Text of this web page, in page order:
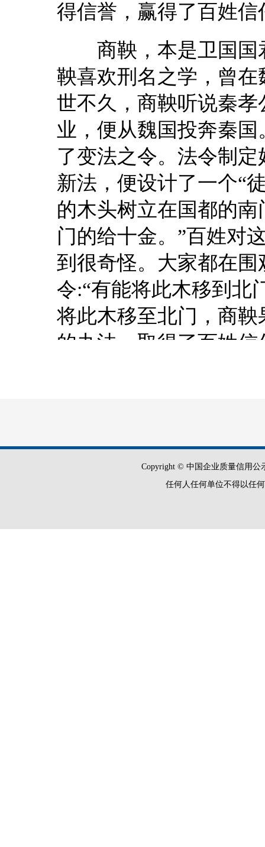
得信誉，赢得了百姓
商鞅，本是卫国国
鞅喜欢刑名之学，曾
世不久，商鞅听说秦
业，便从魏国投奔秦
了变法之令。法令制
新法，便设计了一个“
的木头树立在国都的
门的给十金。”百姓对
到很奇怪。大家都在
令:“有能将此木移到北
将此木移至北门，商
的办法，取得了百姓
国产生了重大影响，
雄冠列国，秦孝公成
Copyright © 中国企业质量信用
任何人任何单位不得以任